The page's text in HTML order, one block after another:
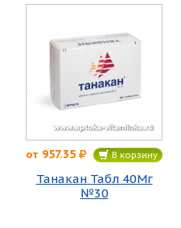
от 957.35 В корзину
Танакан Табл 40Мг
№30